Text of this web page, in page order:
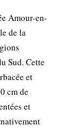
Amour-en-
de la
Sud. Cette
et
cm de
et